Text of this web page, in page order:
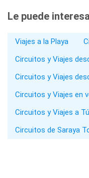
Le puede
Viajes a la Playa
Circuitos y Viajes
Circuitos y Viajes
Circuitos y Viajes en
Circuitos y Viajes a
Circuitos de Saraya